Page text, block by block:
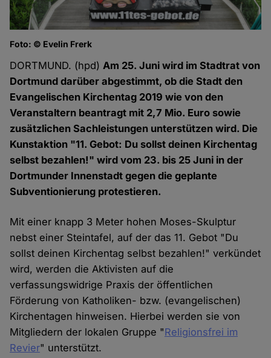
Foto: © Evelin Frerk
DORTMUND. (hpd)Am 25. Juni wird im Stadtrat von
Dortmund darüber abgestimmt, ob die Stadt den
Evangelischen Kirchentag 2019 wie von den
Veranstaltern beantragt mit 2,7 Mio. Euro sowie
zusätzlichen Sachleistungen unterstützen wird. Die
Kunstaktion "11. Gebot: Du sollst deinen Kirchentag
selbst bezahlen!" wird vom 23. bis 25 Juni in der
Dortmunder Innenstadt gegen die geplante
Subventionierung protestieren.
Mit einer knapp 3 Meter hohen Moses-Skulptur
nebst einer Steintafel, auf der das 11. Gebot "Du
sollst deinen Kirchentag selbst bezahlen!" verkündet
wird, werden die Aktivisten auf die
verfassungswidrige Praxis der öffentlichen
Förderung von Katholiken- bzw. (evangelischen)
Kirchentagen hinweisen. Hierbei werden sie von
Mitgliedern der lokalen Gruppe "Religionsfrei im
Revier" unterstützt.